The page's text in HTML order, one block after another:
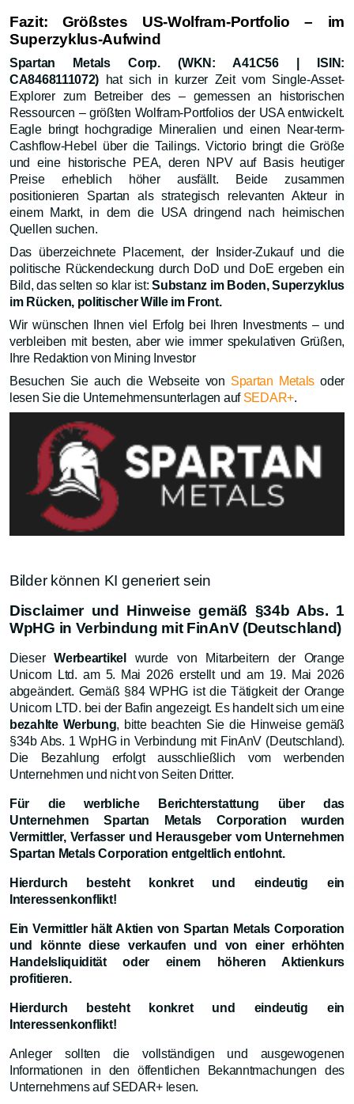
Fazit: Größstes US-Wolfram-Portfolio – im
Superzyklus-Aufwind
Spartan Metals Corp. (WKN: A41C56 | ISIN:
CA8468111072) hat sich in kurzer Zeit vom Single-Asset-
Explorer zum Betreiber des – gemessen an historischen
Ressourcen – größten Wolfram-Portfolios der USA entwickelt.
Eagle bringt hochgradige Mineralien und einen Near-term-
Cashflow-Hebel über die Tailings. Victorio bringt die Größe
und eine historische PEA, deren NPV auf Basis heutiger
Preise erheblich höher ausfällt. Beide zusammen
positionieren Spartan als strategisch relevanten Akteur in
einem Markt, in dem die USA dringend nach heimischen
Quellen suchen.
Das überzeichnete Placement, der Insider-Zukauf und die
politische Rückendeckung durch DoD und DoE ergeben ein
Bild, das selten so klar ist:Substanz im Boden, Superzyklus
im Rücken, politischer Wille im Front.
Wir wünschen Ihnen viel Erfolg bei Ihren Investments – und
verbleiben mit besten, aber wie immer spekulativen Grüßen,
Ihre Redaktion von Mining Investor
Besuchen Sie auch die Webseite von Spartan Metals oder
lesen Sie die Unternehmensunterlagen auf SEDAR+.
Bilder können KI generiert sein
Disclaimer und Hinweise gemäß §34b Abs. 1
WpHG in Verbindung mit FinAnV (Deutschland)
DieserWerbeartikel
wurde von Mitarbeitern der Orange
Unicorn Ltd. am 5. Mai 2026 erstellt und am 19. Mai 2026
abgeändert. Gemäß §84 WPHG ist die Tätigkeit der Orange
Unicorn LTD. bei der Bafin angezeigt. Es handelt sich um eine
bezahlte Werbung, bitte beachten Sie die Hinweise gemäß
§34b Abs. 1 WpHG in Verbindung mit FinAnV (Deutschland).
Die Bezahlung erfolgt ausschließlich vom werbenden
Unternehmen und nicht von Seiten Dritter.
Für die werbliche Berichterstattung über das
Unternehmen Spartan Metals Corporation wurden
Vermittler, Verfasser und Herausgeber vom Unternehmen
Spartan Metals Corporation entgeltlich entlohnt.
Hierdurch besteht konkret und eindeutig ein
Interessenkonflikt!
Ein Vermittler hält Aktien von Spartan Metals Corporation
und könnte diese verkaufen und von einer erhöhten
Handelsliquidität oder einem höheren Aktienkurs
profitieren.
Hierdurch besteht konkret und eindeutig ein
Interessenkonflikt!
Anleger sollten die vollständigen und ausgewogenen
Informationen in den öffentlichen Bekanntmachungen des
Unternehmens auf SEDAR+ lesen.